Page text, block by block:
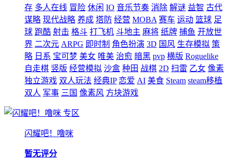
存 多人在线 冒险 休闲 IO 音乐节奏 消除 解谜 益智 古代
谋略 现代战略 养成 塔防 经营 MOBA 赛车 运动 篮球 足
球 跑酷 射击 格斗 打飞机 斗地主 麻将 纸牌 捕鱼 开放世
界 二次元 ARPG 即时制 角色扮演 3D 国风 生存模拟 策
略 日系 宝可梦 美女 唯美 治愈 暗黑 pvp 横版 Roguelike
自走棋 竖版 经营模拟 沙盒 种田 战棋 2D 扫雷 乙女 像素
独立游戏 双人玩法 经典IP 恋爱 AI 美食 Steam steam移植
双人 军事 三国 像素风 方块游戏
专区
闪耀吧！噜咪
暂无评分